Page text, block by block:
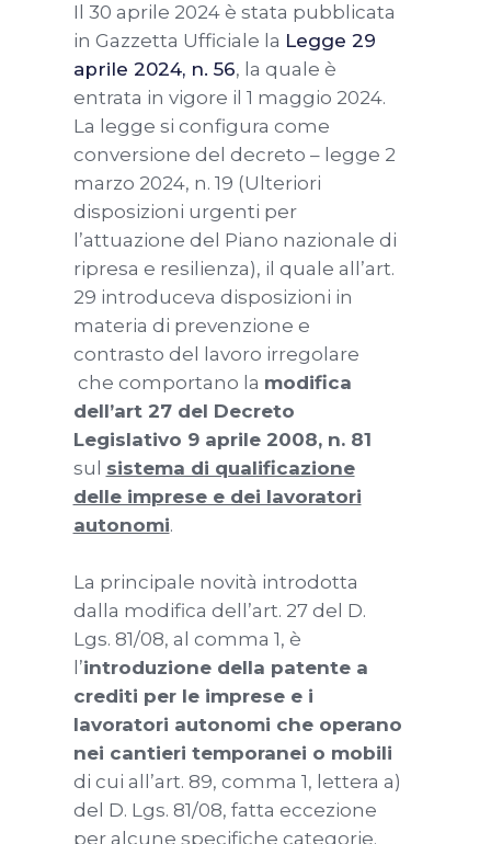
Il 30 aprile 2024 è stata pubblicata
in Gazzetta Ufficiale la Legge 29
aprile 2024, n. 56, la quale è
entrata in vigore il 1 maggio 2024.
La legge si configura come
conversione del decreto – legge 2
marzo 2024, n. 19 (Ulteriori
disposizioni urgenti per
l’attuazione del Piano nazionale di
ripresa e resilienza), il quale all’art.
29 introduceva disposizioni in
materia di prevenzione e
contrasto del lavoro irregolare
che comportano la modifica
dell’art 27 del Decreto
Legislativo 9 aprile 2008, n. 81
sul sistema di qualificazione
delle imprese e dei lavoratori
autonomi.
La principale novità introdotta
dalla modifica dell’art. 27 del D.
Lgs. 81/08, al comma 1, è
l’introduzione della patente a
crediti per le imprese e i
lavoratori autonomi che operano
nei cantieri temporanei o mobili
di cui all’art. 89, comma 1, lettera a)
del D. Lgs. 81/08, fatta eccezione
per alcune specifiche categorie.